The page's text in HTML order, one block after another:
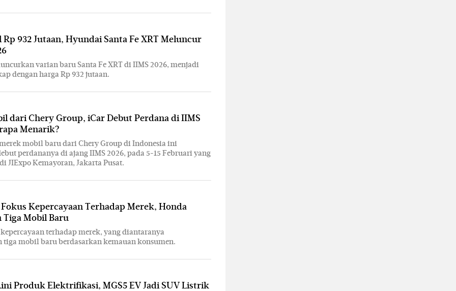
932 Jutaan, Hyundai Santa Fe XRT Meluncur
varian baru Santa Fe XRT di IIMS 2026, menjadi
dengan harga Rp 932 jutaan.
dari Chery Group, iCar Debut Perdana di IIMS
Menarik?
mobil baru dari Chery Group di Indonesia ini
perdananya di ajang IIMS 2026, pada 5-15 Februari yang
JIExpo Kemayoran, Jakarta Pusat.
Kepercayaan Terhadap Merek, Honda
Mobil Baru
terhadap merek, yang diantaranya
tiga mobil baru berdasarkan kemauan konsumen.
Produk Elektrifikasi, MGS5 EV Jadi SUV Listrik